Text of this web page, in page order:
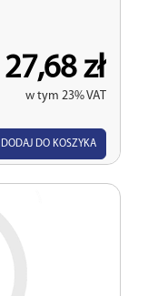
27,68 zł
w tym 23% VAT
DODAJ DO KOSZYKA